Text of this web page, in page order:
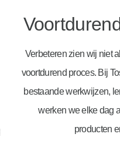
Verbeteren zien wij niet
voortdurend proces. Bij
bestaande werkwijzen,
werken we elke dag
producten